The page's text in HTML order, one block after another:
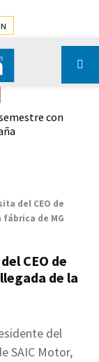
con
del CEO de
fábrica de MG
CEO de
de la
del
SAIC Motor,